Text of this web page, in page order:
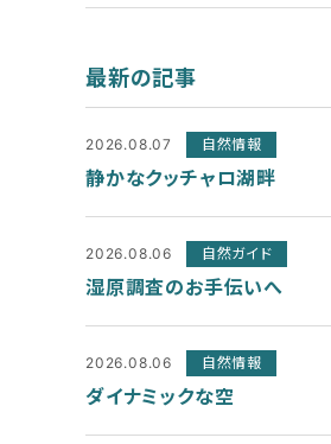
最新の記事
2026.08.07 自然情報
静かなクッチャロ湖畔
2026.08.06 自然ガイド
湿原調査のお手伝いへ
2026.08.06 自然情報
ダイナミックな空